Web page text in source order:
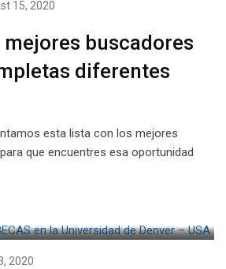
15, 2020
buscadores
diferentes
esta lista con los mejores
que encuentres esa oportunidad
2020